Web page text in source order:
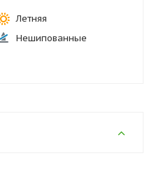
Летняя
Нешипованные